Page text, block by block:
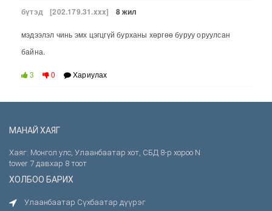
бүтэд [202.179.31.xxx] 8 жил
мэдээлэл чинь эмх цэгцгүй бурханы хөргөө буруу оруулсан
байна.
3 0 Хариулах
МАНАЙ ХАЯГ
Хаяг: Монгол улс, Улаанбаатар хот, СБД 8-р хороо N
tower 7 давхар 8 тоот
ХОЛБОО БАРИХ
Улаанбаатар Сүхбаатар дүүрэг